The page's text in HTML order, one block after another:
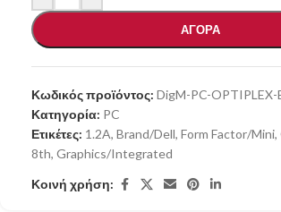
ΑΓΟΡΑ
Κωδικός προϊόντος: DigM-PC-OPTIPLEX-
Κατηγορία: PC
Ετικέτες: 1.2A, Brand/Dell, Form Factor/Mini,
8th, Graphics/Integrated
Κοινή χρήση: